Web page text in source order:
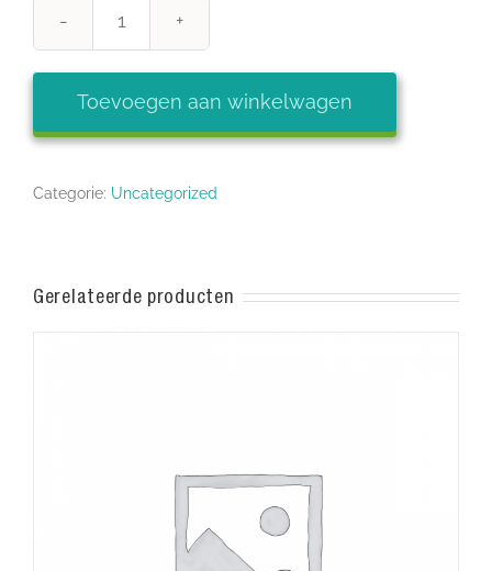
Epiphora
online
aantal
Toevoegen aan winkelwagen
Categorie: Uncategorized
Gerelateerde producten